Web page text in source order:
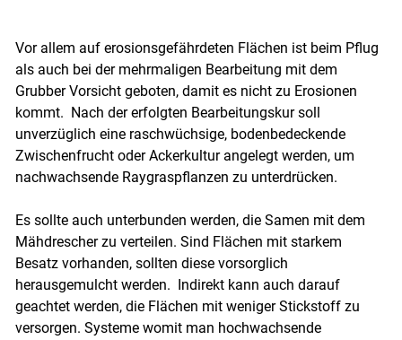
Vor allem auf erosionsgefährdeten Flächen ist beim Pflug
als auch bei der mehrmaligen Bearbeitung mit dem
Grubber Vorsicht geboten, damit es nicht zu Erosionen
kommt. Nach der erfolgten Bearbeitungskur soll
unverzüglich eine raschwüchsige, bodenbedeckende
Zwischenfrucht oder Ackerkultur angelegt werden, um
nachwachsende Raygraspflanzen zu unterdrücken.
Es sollte auch unterbunden werden, die Samen mit dem
Mähdrescher zu verteilen. Sind Flächen mit starkem
Besatz vorhanden, sollten diese vorsorglich
herausgemulcht werden. Indirekt kann auch darauf
geachtet werden, die Flächen mit weniger Stickstoff zu
versorgen. Systeme womit man hochwachsende